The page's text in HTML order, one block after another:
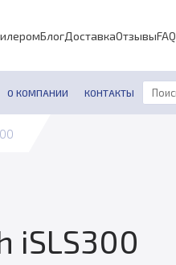
БлогДоставкаОтзывыFAQ
О КОМПАНИИ КОНТАКТЫ
iSLS300